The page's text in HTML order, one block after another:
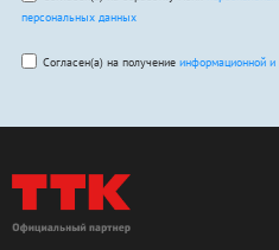
персональных данных
Согласен(а) на получение информационной